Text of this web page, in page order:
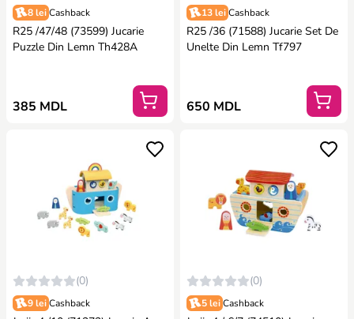
8 lei Cashback
R25 /47/48 (73599) Jucarie
Puzzle Din Lemn Th428A
385 MDL
13 lei Cashback
R25 /36 (71588) Jucarie Set De
Unelte Din Lemn Tf797
650 MDL
(0)
9 lei Cashback
(0)
5 lei Cashback